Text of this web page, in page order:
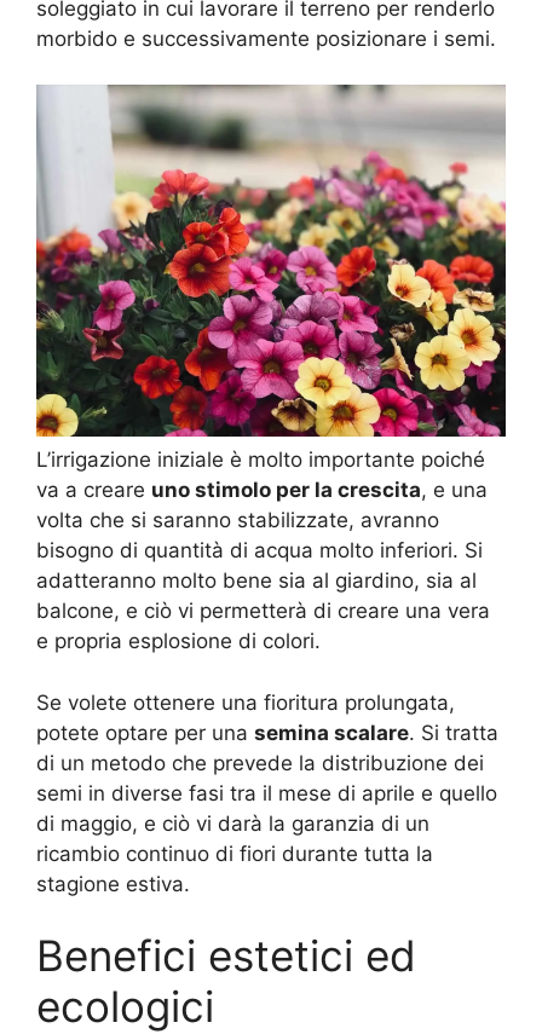
soleggiato in cui lavorare il terreno per renderlo
morbido e successivamente posizionare i semi.
L’irrigazione iniziale è molto importante poiché
va a creare uno stimolo per la crescita, e una
volta che si saranno stabilizzate, avranno
bisogno di quantità di acqua molto inferiori. Si
adatteranno molto bene sia al giardino, sia al
balcone, e ciò vi permetterà di creare una vera
e propria esplosione di colori.
Se volete ottenere una fioritura prolungata,
potete optare per una semina scalare. Si tratta
di un metodo che prevede la distribuzione dei
semi in diverse fasi tra il mese di aprile e quello
di maggio, e ciò vi darà la garanzia di un
ricambio continuo di fiori durante tutta la
stagione estiva.
Benefici estetici ed
ecologici